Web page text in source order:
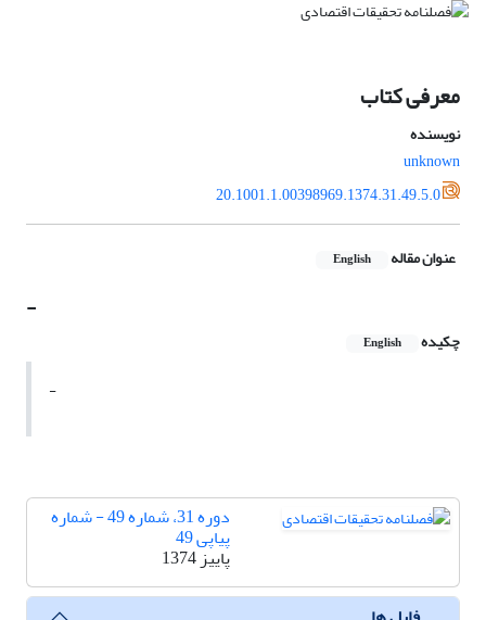
معرفی کتاب
نویسنده
unknown
20.1001.1.00398969.1374.31.49.5.0
عنوان مقاله English
-
چکیده English
-
دوره 31، شماره 49 - شماره
پیاپی 49
پاییز 1374